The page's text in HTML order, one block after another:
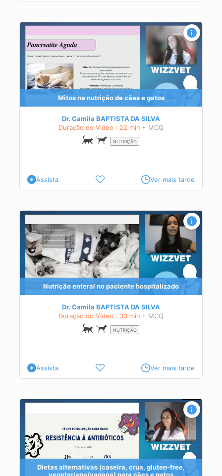
Mitos na nutrição de cães e gatos
Dr. Camila BAPTISTA DA SILVA
Duração do Vídeo : 22 min + MCQ
NUTRIÇÃO
Assista Ver mais tarde
Nutrição enteral no paciente hospitalizado
Dr. Camila BAPTISTA DA SILVA
Duração do Vídeo : 30 min + MCQ
NUTRIÇÃO
Assista Ver mais tarde
Dietas alternativas (caseira, crua, gluten-free,